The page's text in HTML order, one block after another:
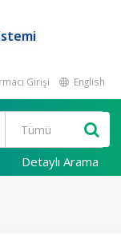
Girişi English
Detaylı Arama